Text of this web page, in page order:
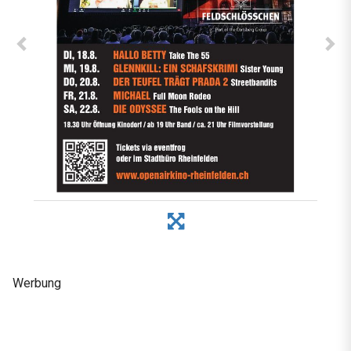
Werbung